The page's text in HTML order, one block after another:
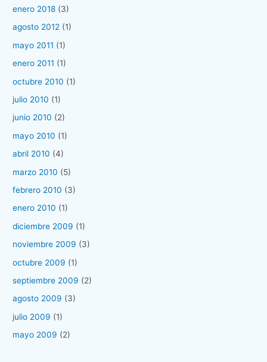
enero 2018 (3)
agosto 2012 (1)
mayo 2011 (1)
enero 2011 (1)
octubre 2010 (1)
julio 2010 (1)
junio 2010 (2)
mayo 2010 (1)
abril 2010 (4)
marzo 2010 (5)
febrero 2010 (3)
enero 2010 (1)
diciembre 2009 (1)
noviembre 2009 (3)
octubre 2009 (1)
septiembre 2009 (2)
agosto 2009 (3)
julio 2009 (1)
mayo 2009 (2)